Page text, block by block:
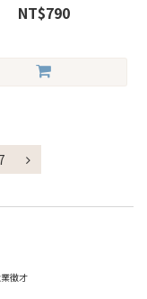
NT$790
7
徵才